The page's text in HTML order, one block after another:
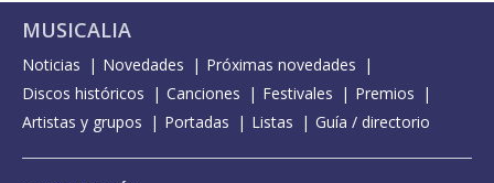
MUSICALIA
Noticias Novedades
Próximas novedades
Discos históricos
Canciones Festivales
Premios
Artistas y grupos
Portadas Listas Guía / directorio